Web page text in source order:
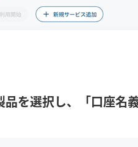
を選択し、「口座名